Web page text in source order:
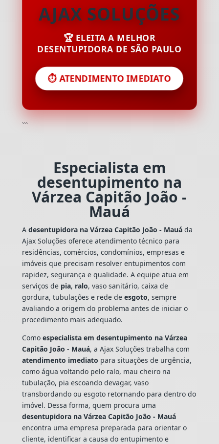
AJAX SOLUÇÕES
🏆 ELEITA A MELHOR
DESENTUPIDORA DE SÃO PAULO
⏱️ ATENDIMENTO IMEDIATO
```
Especialista em
desentupimento na
Várzea Capitão João -
Mauá
A desentupidora na Várzea Capitão João - Mauáda
Ajax Soluções oferece atendimento técnico para
residências, comércios, condomínios, empresas e
imóveis que precisam resolver entupimentos com
rapidez, segurança e qualidade. A equipe atua em
serviços de pia, ralo, vaso sanitário, caixa de
gordura, tubulações e rede de esgoto, sempre
avaliando a origem do problema antes de iniciar o
procedimento mais adequado.
Como especialista em desentupimento na Várzea
Capitão João - Mauá, a Ajax Soluções trabalha com
atendimento imediato para situações de urgência,
como água voltando pelo ralo, mau cheiro na
tubulação, pia escoando devagar, vaso
transbordando ou esgoto retornando para dentro do
imóvel. Dessa forma, quem procura uma
desentupidora na Várzea Capitão João - Mauá
encontra uma empresa preparada para orientar o
cliente, identificar a causa do entupimento e